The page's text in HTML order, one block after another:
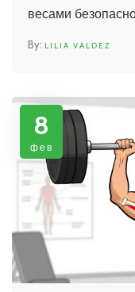
весами
LILIA VALDEZ
8
фев